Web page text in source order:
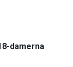
damerna